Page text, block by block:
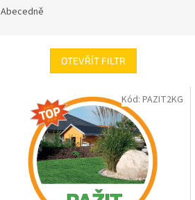
Abecedně
OTEVŘÍT FILTR
Kód: PAZIT2KG